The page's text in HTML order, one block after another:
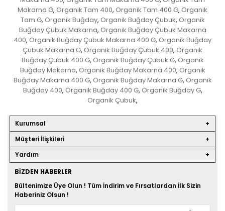
Makarna G, Organik Tam 400, Organik Tam 400 G, Organik
Tam G, Organik Buğday, Organik Buğday Çubuk, Organik
Buğday Çubuk Makarna, Organik Buğday Çubuk Makarna
400, Organik Buğday Çubuk Makarna 400 G, Organik Buğday
Çubuk Makarna G, Organik Buğday Çubuk 400, Organik
Buğday Çubuk 400 G, Organik Buğday Çubuk G, Organik
Buğday Makarna, Organik Buğday Makarna 400, Organik
Buğday Makarna 400 G, Organik Buğday Makarna G, Organik
Buğday 400, Organik Buğday 400 G, Organik Buğday G,
Organik Çubuk,
Kurumsal
Müşteri İlişkileri
Yardım
BIZDEN HABERLER
Bültenimize Üye Olun ! Tüm İndirim ve Fırsatlardan İlk Sizin
Haberiniz Olsun !